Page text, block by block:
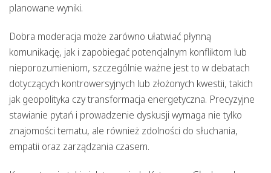
planowane wyniki.
Dobra moderacja może zarówno ułatwiać płynną
komunikację, jak i zapobiegać potencjalnym konfliktom lub
nieporozumieniom, szczególnie ważne jest to w debatach
dotyczących kontrowersyjnych lub złożonych kwestii, takich
jak geopolityka czy transformacja energetyczna. Precyzyjne
stawianie pytań i prowadzenie dyskusji wymaga nie tylko
znajomości tematu, ale również zdolności do słuchania,
empatii oraz zarządzania czasem.